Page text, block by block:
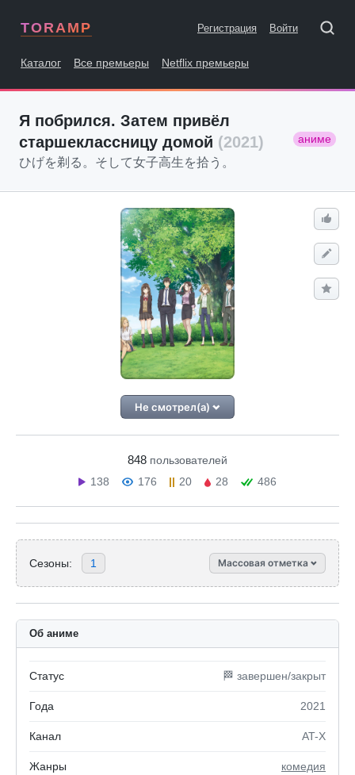
TORAMP Регистрация Войти
Каталог Все премьеры Netflix премьеры
Я побрился. Затем привёл
старшеклассницу домой (2021) аниме
ひげを剃る。そして女子高生を拾う。
Не смотрел(а)
848 пользователей
138
176 20 28 486
Сезоны: 1 Массовая отметка
Об аниме
Статус 🏁 завершен/закрыт
Года 2021
Канал AT-X
Жанры комедия